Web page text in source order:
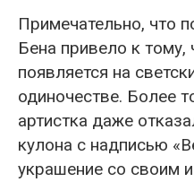
Примечательно, что
Бена привело к
появляется на
одиночестве. Более
артистка даже
кулона с надписью
украшение со своим